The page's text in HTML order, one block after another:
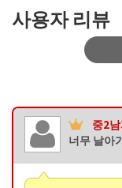
사용자 리뷰
중2
너무 날아